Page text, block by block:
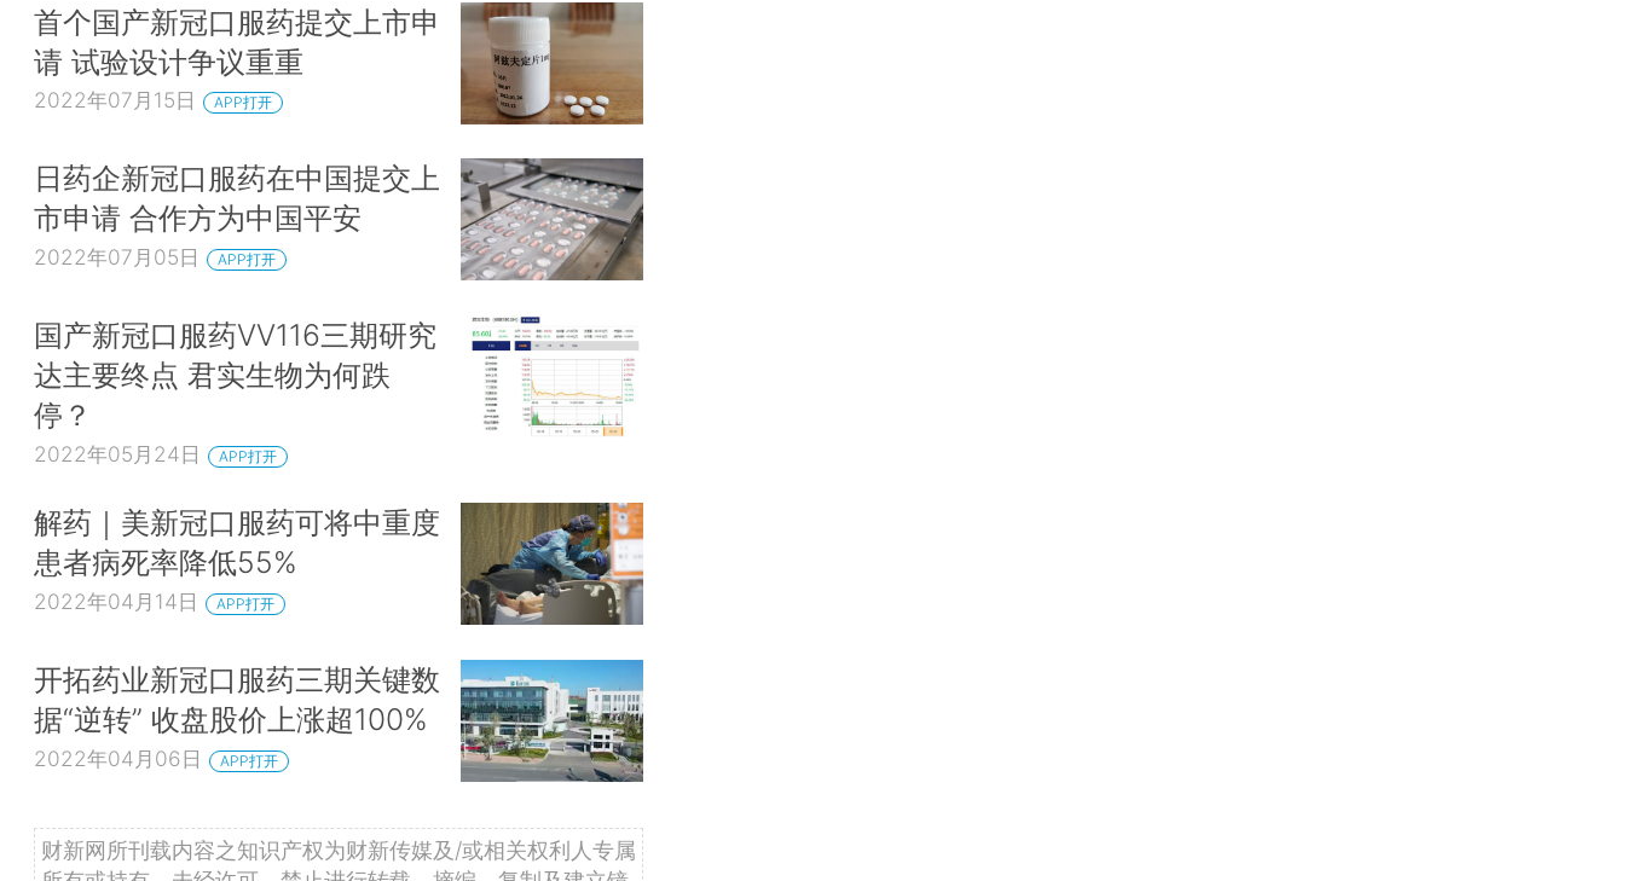
首个国产新冠口服药提交上市申
请 试验设计争议重重
2022年07月15日 APP打开
日药企新冠口服药在中国提交上
市申请 合作方为中国平安
2022年07月05日 APP打开
国产新冠口服药VV116三期研究
达主要终点 君实生物为何跌
停？
2022年05月24日 APP打开
解药｜美新冠口服药可将中重度
患者病死率降低55%
2022年04月14日 APP打开
开拓药业新冠口服药三期关键数
据“逆转” 收盘股价上涨超100%
2022年04月06日 APP打开
财新网所刊载内容之知识产权为财新传媒及/或相关权利人专属